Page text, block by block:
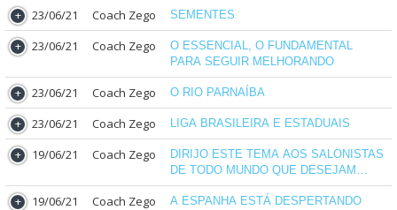
23/06/21 Coach Zego SEMENTES
23/06/21 Coach Zego
O ESSENCIAL, O FUNDAMENTAL
PARA SEGUIR MELHORANDO
23/06/21 Coach Zego O RIO PARNAÍBA
23/06/21 Coach Zego LIGA BRASILEIRA E ESTADUAIS
19/06/21 Coach Zego
DIRIJO ESTE TEMA AOS SALONISTAS
DE TODO MUNDO QUE DESEJAM
TRABALHAR EM OUTRO PAÍS
19/06/21 Coach Zego A ESPANHA ESTÁ DESPERTANDO